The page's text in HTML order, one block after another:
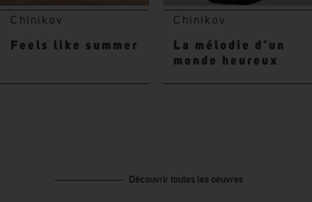
Chinikov
Feels like summer
Chinikov
La mélodie d’un
monde heureux
Découvrir toutes les oeuvres